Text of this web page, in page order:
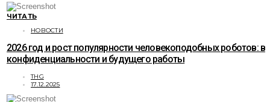
ЧИТАТЬ
НОВОСТИ
2026 год и рост популярности человекоподобных роботов:
конфиденциальности и будущего работы
THG
17.12.2025